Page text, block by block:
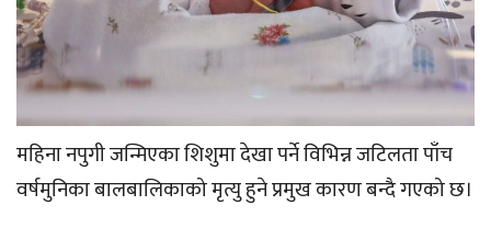
महिना नपुगी जन्मिएका शिशुमा देखा पर्ने विभिन्न जटिलता पाँच
वर्षमुनिका बालबालिकाको मृत्यु हुने प्रमुख कारण बन्दै गएको छ।